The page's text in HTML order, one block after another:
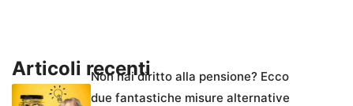
Articoli recentiNon hai diritto alla pensione? Ecco
due fantastiche misure alternative